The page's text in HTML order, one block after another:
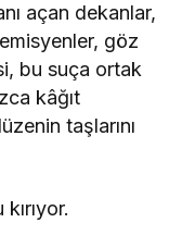
açan dekanlar,
göz
bu suça ortak
kâğıt
taşlarını